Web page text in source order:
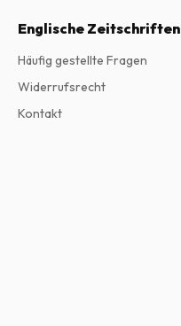
Englische Zeitschriften
Häufig gestellte Fragen
Widerrufsrecht
Kontakt